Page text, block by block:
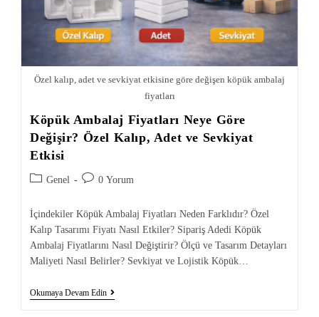
Özel kalıp, adet ve sevkiyat etkisine göre değişen köpük ambalaj
fiyatları
Köpük Ambalaj Fiyatları Neye Göre
Değişir? Özel Kalıp, Adet ve Sevkiyat
Etkisi
Genel 0 Yorum
İçindekiler Köpük Ambalaj Fiyatları Neden Farklıdır? Özel
Kalıp Tasarımı Fiyatı Nasıl Etkiler? Sipariş Adedi Köpük
Ambalaj Fiyatlarını Nasıl Değiştirir? Ölçü ve Tasarım Detayları
Maliyeti Nasıl Belirler? Sevkiyat ve Lojistik Köpük…
Okumaya Devam Edin